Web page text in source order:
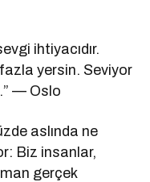
ihtiyacıdır.
yersin. Seviyor
— Oslo
aslında ne
Biz insanlar,
gerçek